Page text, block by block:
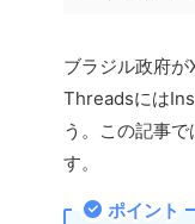
ブラジル政府
Threadsには
う。この記事
す。
ポイント